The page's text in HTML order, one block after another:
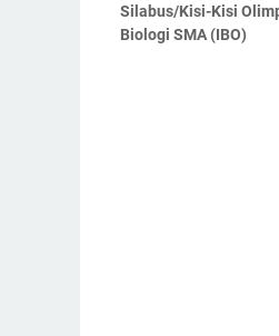
Silabus/Kisi-Kisi
Biologi SMA (IBO)